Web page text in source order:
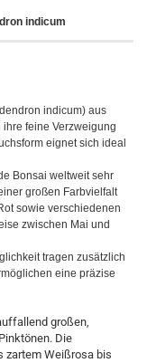
indicum
indicum) aus
feine Verzweigung
eignet sich ideal
Bonsai weltweit sehr
großen Farbvielfalt
sowie verschiedenen
zwischen Mai und
tragen zusätzlich
eine präzise
großen,
Die
zartem Weißrosa bis